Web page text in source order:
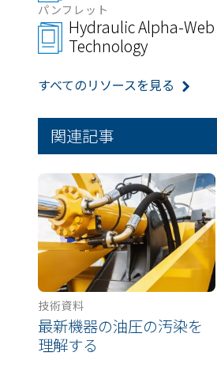
パンフレット
Hydraulic Alpha-
Technology
すべてのリソースを見る
関連記事
技術資料
最新機器の油圧の汚染を
理解する